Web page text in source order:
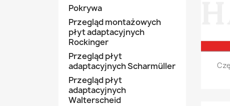
Pokrywa
Przegląd montażowych
płyt adaptacyjnych
Rockinger
Przegląd płyt
adaptacyjnych Scharmüller
Przegląd płyt
adaptacyjnych
Walterscheid